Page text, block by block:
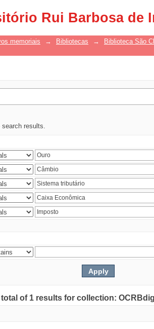
Rui Barbosa de
memoriais → Bibliotecas →
Biblioteca São
results.
of 1 results for collection: